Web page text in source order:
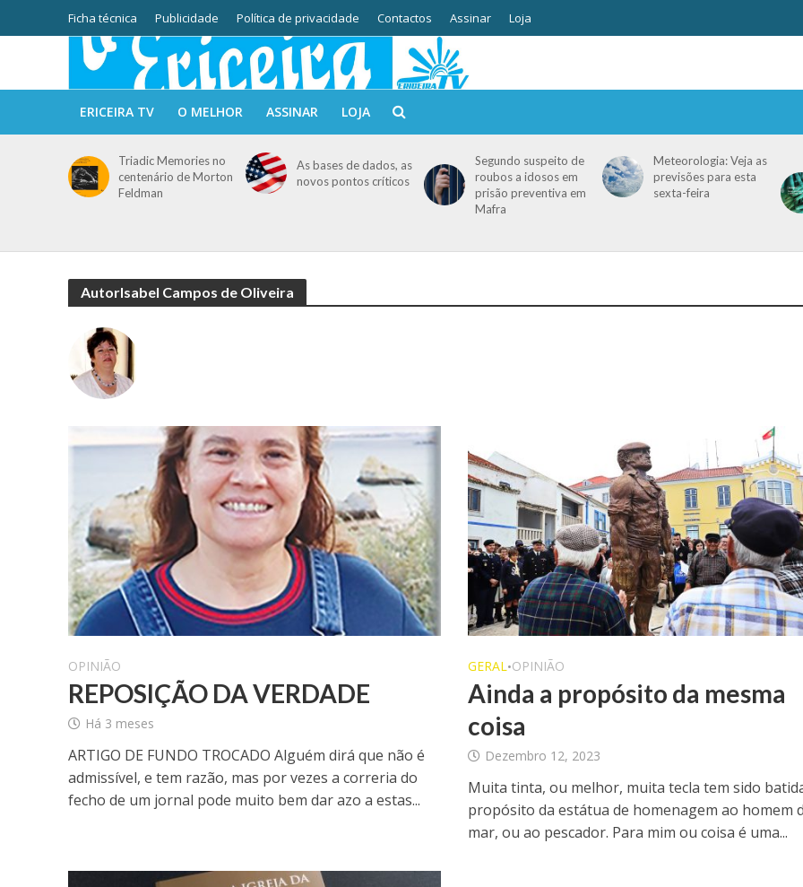
Ficha técnica Publicidade Política de privacidade Contactos Assinar Loja
ERICEIRA TV O MELHOR ASSINAR LOJA
Triadic Memories no
centenário de Morton
Feldman
As bases de dados, as
novos pontos críticos
Segundo suspeito de
roubos a idosos em
prisão preventiva em
Mafra
Meteorologia: Veja as
previsões para esta
sexta-feira
AutorIsabel Campos de Oliveira
OPINIÃO
REPOSIÇÃO DA VERDADE
Há 3 meses
ARTIGO DE FUNDO TROCADO Alguém dirá que não é
admissível, e tem razão, mas por vezes a correria do
fecho de um jornal pode muito bem dar azo a estas...
GERAL•OPINIÃO
Ainda a propósito da mesma
coisa
Dezembro 12, 2023
Muita tinta, ou melhor, muita tecla tem sido
propósito da estátua de homenagem ao homem
mar, ou ao pescador. Para mim ou coisa é uma...